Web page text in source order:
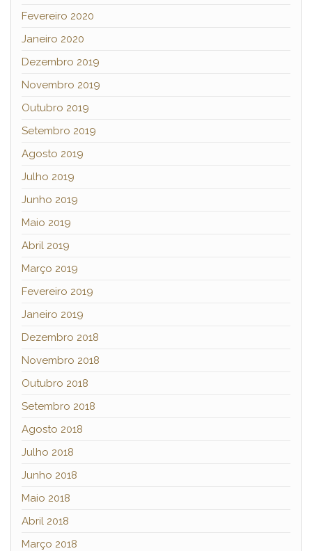
Fevereiro 2020
Janeiro 2020
Dezembro 2019
Novembro 2019
Outubro 2019
Setembro 2019
Agosto 2019
Julho 2019
Junho 2019
Maio 2019
Abril 2019
Março 2019
Fevereiro 2019
Janeiro 2019
Dezembro 2018
Novembro 2018
Outubro 2018
Setembro 2018
Agosto 2018
Julho 2018
Junho 2018
Maio 2018
Abril 2018
Março 2018